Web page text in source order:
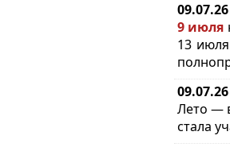
9 июля
13
Лето —
стала